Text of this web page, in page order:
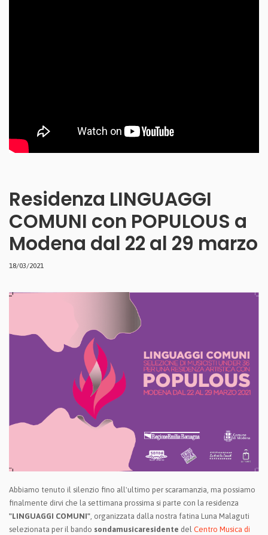
Residenza LINGUAGGI
COMUNI con POPULOUS a
Modena dal 22 al 29 marzo
18/03/2021
Abbiamo tenuto il silenzio fino all'ultimo per scaramanzia, ma possiamo
finalmente dirvi che la settimana prossima si parte con la residenza
"LINGUAGGI COMUNI" , organizzata dalla nostra fatina Luna Malaguti
selezionata per il bando sondamusicaresidente del Centro Musica di